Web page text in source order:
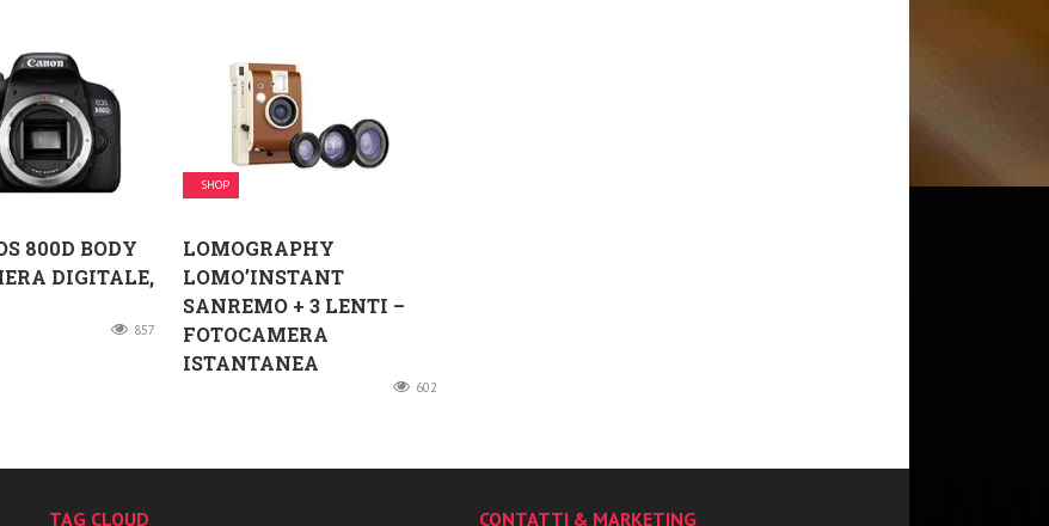
800D BODY
DIGITALE,
857
SHOP
LOMOGRAPHY
LOMO’INSTANT
SANREMO + 3 LENTI –
FOTOCAMERA
ISTANTANEA
602
TAG CLOUD CONTATTI & MARKETING